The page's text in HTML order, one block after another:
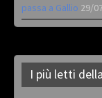
passa a Gallio 29/
I più letti